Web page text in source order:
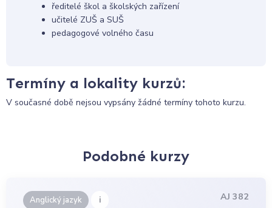
ředitelé škol a školských zařízení
učitelé ZUŠ a SUŠ
pedagogové volného času
Termíny a lokality kurzů:
V současné době nejsou vypsány žádné termíny tohoto kurzu.
Podobné kurzy
Anglický jazyk i AJ 382